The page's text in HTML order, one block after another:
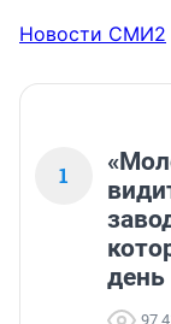
Новости СМИ2
1
день
97